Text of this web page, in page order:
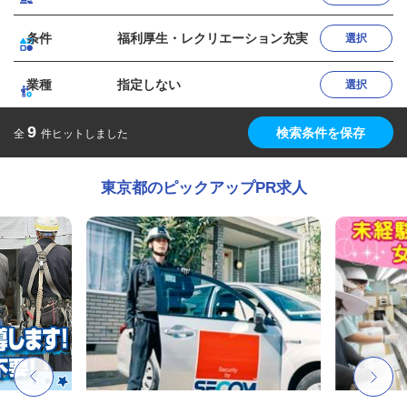
条件 福利厚生・レクリエーション充実 選択
業種 指定しない 選択
全 9 件ヒットしました 検索条件を保存
東京都のピックアップPR求人